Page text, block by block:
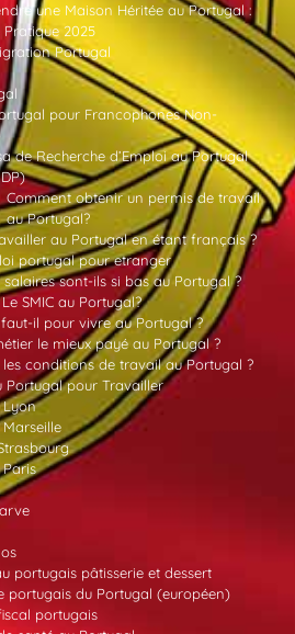
une Maison Héritée au Portugal :
Pratique 2025
Portugal
pour Francophones Non-
de Recherche d’Emploi au Portugal
Comment obtenir un permis de travail
au Portugal?
au Portugal en étant français ?
portugal pour etranger
salaires sont-ils si bas au Portugal ?
SMIC au Portugal?
il pour vivre au Portugal ?
le mieux payé au Portugal ?
les conditions de travail au Portugal ?
Portugal pour Travailler
Lyon
portugais pâtisserie et dessert
portugais du Portugal (européen)
portugais